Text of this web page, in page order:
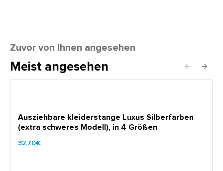
Zuvor von Ihnen angesehen
Meist angesehen
Ausziehbare kleiderstange Luxus Silberfarben
(extra schweres Modell), in 4 Größen
32,70€